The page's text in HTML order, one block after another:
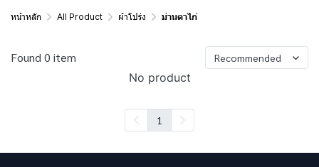
หน้าหลัก All Product ผ้าโปร่ง ม่านตาไก่
Found 0 item Recommended
No product
1